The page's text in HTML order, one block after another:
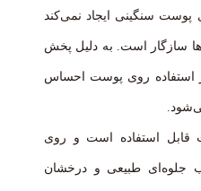
سنگینی ایجاد نمی‌کند
سازگار است. به دلیل پخش
استفاده روی پوست احساس
قابل استفاده است و روی
طبیعی و درخشان